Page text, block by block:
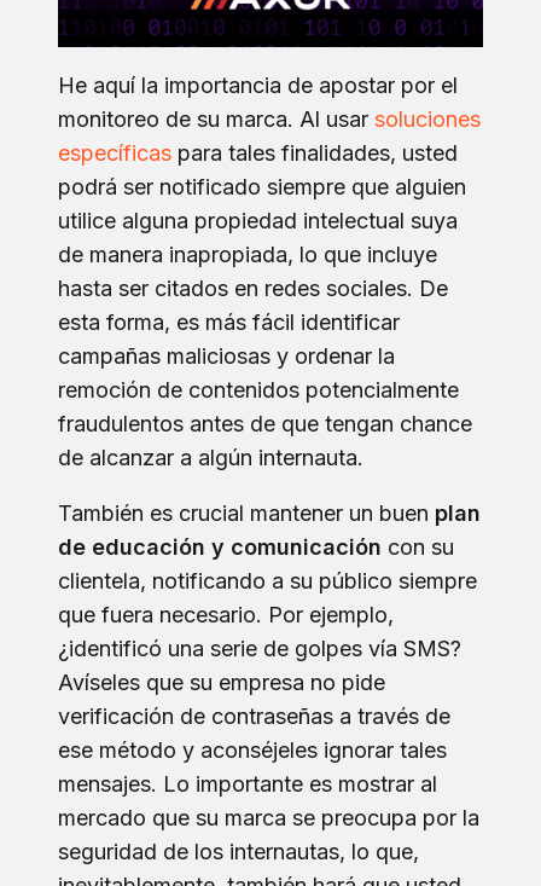
He aquí la importancia de apostar por el
monitoreo de su marca. Al usar soluciones
específicas para tales finalidades, usted
podrá ser notificado siempre que alguien
utilice alguna propiedad intelectual suya
de manera inapropiada, lo que incluye
hasta ser citados en redes sociales. De
esta forma, es más fácil identificar
campañas maliciosas y ordenar la
remoción de contenidos potencialmente
fraudulentos antes de que tengan chance
de alcanzar a algún internauta.
También es crucial mantener un buen plan
de educación y comunicación con su
clientela, notificando a su público siempre
que fuera necesario. Por ejemplo,
¿identificó una serie de golpes vía SMS?
Avíseles que su empresa no pide
verificación de contraseñas a través de
ese método y aconséjeles ignorar tales
mensajes. Lo importante es mostrar al
mercado que su marca se preocupa por la
seguridad de los internautas, lo que,